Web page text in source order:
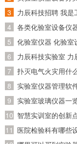
个托盘上分别辨大小
或具有腐蚀性的药品
物右码，添加砝码时
小顺序添加砝 码，最
到室温后称量。⑤称量
把游码移回零处，托
0.1g。 6、 温度计：
法：水浴时水银球浸
溶解度时，水银球放
口处；不容许超过量
管； 1、漏斗：（1）
分离或试剂的注入；
分离两种不相溶的液
于过滤时，注意一贴
时，漏斗下口必须液
类目录呢~
力辰科技招聘 我
四了，准备回广东
公司招聘工程力学
各类化验室设备仪
验室化验仪器和试
化验室仪器 化验室
验的必备装备)
力辰科技实验室 力
怎么安装？怎么操
扑灭电气火灾用什
用什么灭火器灭火
实验室仪器管理软
多了，求推荐好用
实验室玻璃仪器一
璃仪器有哪些)
智慧实训室的创新
养？智慧康养应该
医院检验科有哪些